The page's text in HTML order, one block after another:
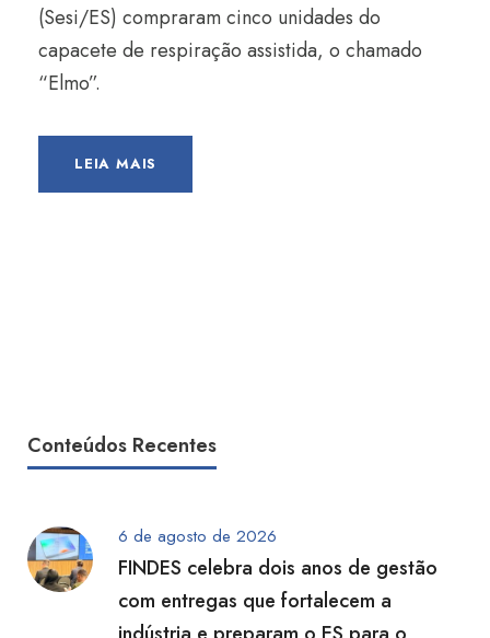
(Sesi/ES) compraram cinco unidades do
capacete de respiração assistida, o chamado
“Elmo”.
LEIA MAIS
Conteúdos Recentes
6 de agosto de 2026
FINDES celebra dois anos de gestão
com entregas que fortalecem a